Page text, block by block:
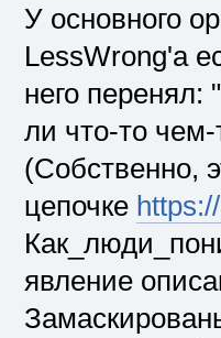
У основного
LessWrong'а
него перенял:
ли что-то чем-
(Собственно,
цепочке
явление